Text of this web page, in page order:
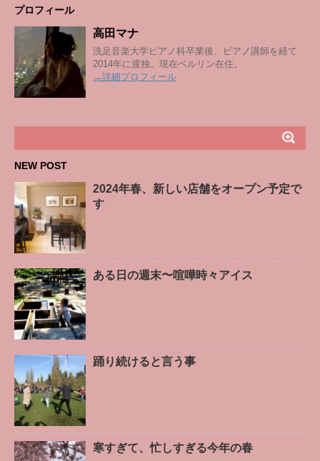
プロフィール
高田マナ
洗足音楽大学ピアノ科卒業後、ピアノ講師を経て
2014年に渡独。現在ベルリン在住。
→詳細プロフィール
NEW POST
2024年春、新しい店舗をオープン予定で
す
ある日の週末〜喧嘩時々アイス
踊り続けると言う事
寒すぎて、忙しすぎる今年の春